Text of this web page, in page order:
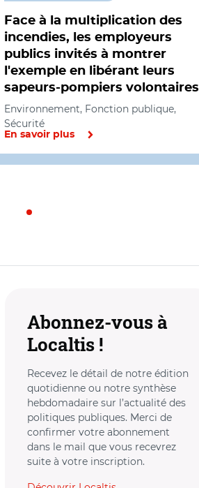
Face à la multiplication des
incendies, les employeurs
publics invités à montrer
l'exemple en libérant leurs
sapeurs-pompiers volontaires
Environnement, Fonction publique,
Sécurité
En savoir plus
Abonnez-vous à
Localtis !
Recevez le détail de notre édition
quotidienne ou notre synthèse
hebdomadaire sur l’actualité des
politiques publiques. Merci de
confirmer votre abonnement
dans le mail que vous recevrez
suite à votre inscription.